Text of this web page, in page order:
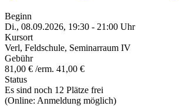
Beginn
Di., 08.09.2026, 19:30 - 21:00 Uhr
Kursort
Verl, Feldschule, Seminarraum IV
Gebühr
81,00 € /erm. 41,00 €
Status
Es sind noch 12 Plätze frei
(Online: Anmeldung möglich)